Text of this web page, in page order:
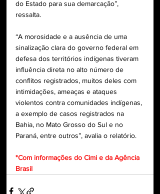
do Estado para sua demarcação”,
ressalta.
“A morosidade e a ausência de uma
sinalização clara do governo federal em
defesa dos territórios indígenas tiveram
influência direta no alto número de
conflitos registrados, muitos deles com
intimidações, ameaças e ataques
violentos contra comunidades indígenas,
a exemplo de casos registrados na
Bahia, no Mato Grosso do Sul e no
Paraná, entre outros”, avalia o relatório.
*Com informações do Cimi e da Agência
Brasil